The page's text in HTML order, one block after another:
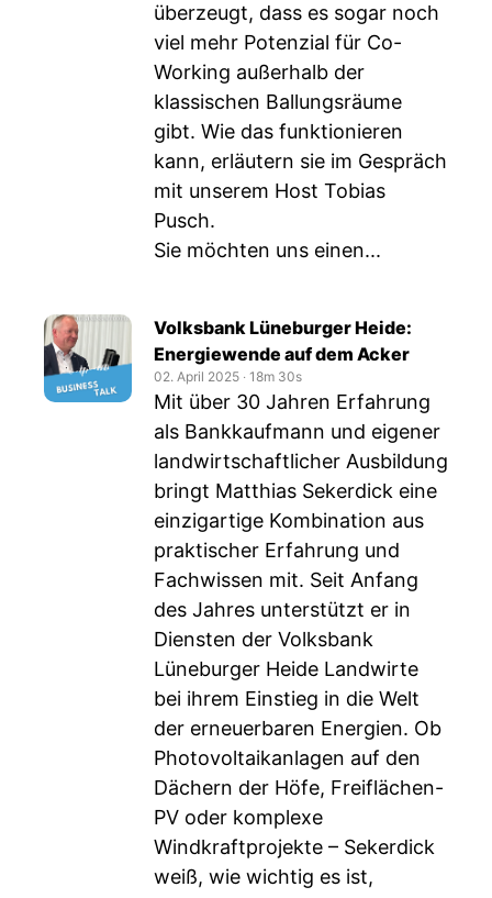
überzeugt, dass es sogar noch
viel mehr Potenzial für Co-
Working außerhalb der
klassischen Ballungsräume
gibt. Wie das funktionieren
kann, erläutern sie im Gespräch
mit unserem Host Tobias
Pusch.
Sie möchten uns einen...
Volksbank Lüneburger Heide:
Energiewende auf dem Acker
02. April 2025 ‧ 18m 30s
Mit über 30 Jahren Erfahrung
als Bankkaufmann und eigener
landwirtschaftlicher Ausbildung
bringt Matthias Sekerdick eine
einzigartige Kombination aus
praktischer Erfahrung und
Fachwissen mit. Seit Anfang
des Jahres unterstützt er in
Diensten der Volksbank
Lüneburger Heide Landwirte
bei ihrem Einstieg in die Welt
der erneuerbaren Energien. Ob
Photovoltaikanlagen auf den
Dächern der Höfe, Freiflächen-
PV oder komplexe
Windkraftprojekte – Sekerdick
weiß, wie wichtig es ist,